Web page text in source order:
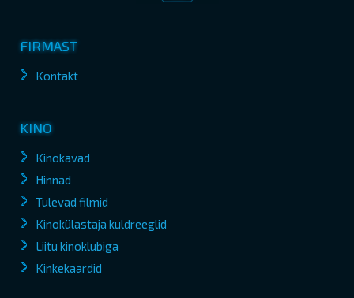
FIRMAST
Kontakt
KINO
Kinokavad
Hinnad
Tulevad filmid
Kinokülastaja kuldreeglid
Liitu kinoklubiga
Kinkekaardid